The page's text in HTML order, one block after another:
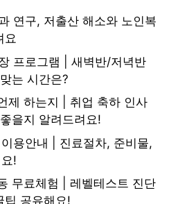
연구, 저출산 해소와 노인복
요
프로그램 | 새벽반/저녁반
는 시간은?
제 하는지 | 취업 축하 인사
을지 알려드려요!
용안내 | 진료절차, 준비물,
!
무료체험 | 레벨테스트 진단
팁 공유해요!